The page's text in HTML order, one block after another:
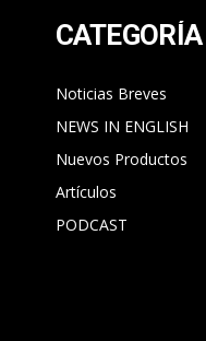
Noticias Breves
NEWS IN ENGLISH
Nuevos Productos
Artículos
PODCAST